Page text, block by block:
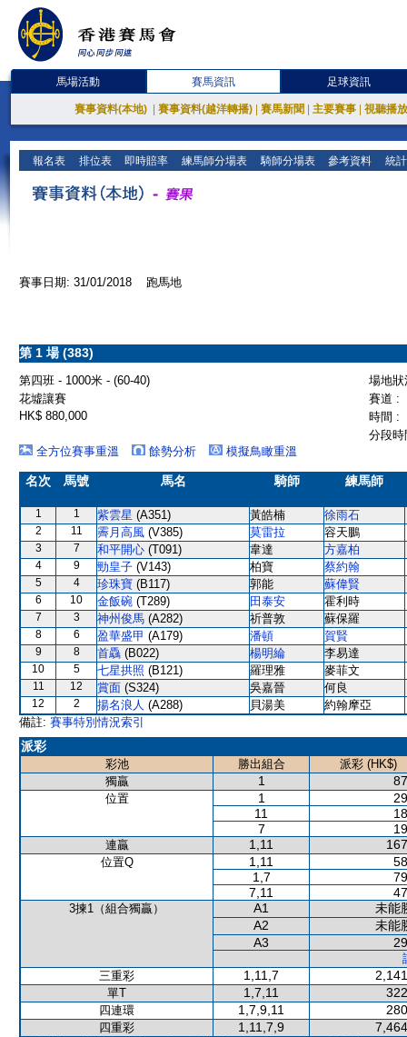
馬場活動 賽馬資訊 足球資訊
賽事資料(本地) 賽事資料(越洋轉播) 賽馬新聞 主要賽事 視聽播
報名表 排位表 即時賠率 練馬師分場表 騎師分場表 參考資料 統
賽事日期: 31/01/2018 跑馬地
第 1 場 (383)
第四班 - 1000米 - (60-40)
場地
花墟讓賽
賽道 :
HK$ 880,000
時間 :
分段
全方位賽事重溫
餘勢分析 模擬鳥瞰重溫
名次 馬號 馬名 騎師 練馬師
1 1 紫雲星 (A351) 黃皓楠 徐雨石
2 11 霽月高風 (V385) 莫雷拉 容天鵬
3 7 和平開心 (T091) 韋達 方嘉柏
4 9 勁皇子 (V143) 柏寶 蔡約翰
5 4 珍珠寶 (B117) 郭能 蘇偉賢
6 10 金飯碗 (T289) 田泰安 霍利時
7 3 神州俊馬 (A282) 祈普敦 蘇保羅
8 6 盈華盛甲 (A179) 潘頓 賀賢
9 8 首驫 (B022) 楊明綸 李易達
10 5 七星拱照 (B121) 羅理雅 麥菲文
11 12 賞面 (S324) 吳嘉晉 何良
12 2 揚名浪人 (A288) 貝湯美
約翰摩亞
備註: 賽事特別情況索引
派彩
彩池 勝出組合
派彩 (HK$)
獨贏
1
位置 1
11
7
連贏 1,11
位置Q 1,11
1,7
7,11
3揀1（組合獨贏） A1
未能
A2
未能
A3
三重彩
1,11,7
單T 1,7,11
四連環 1,7,9,11
四重彩 1,11,7,9